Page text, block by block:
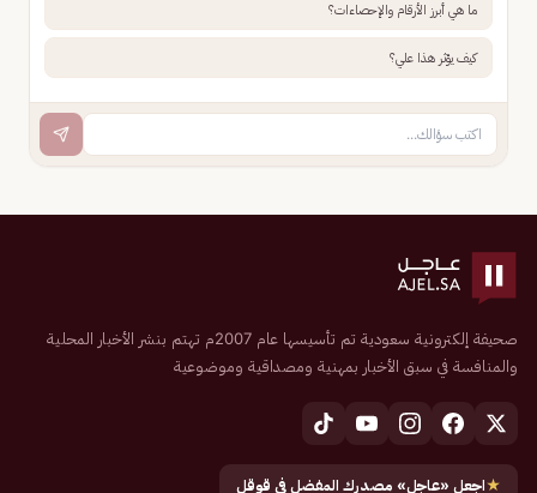
ما هي أبرز الأرقام والإحصاءات؟
كيف يؤثر هذا علي؟
صحيفة إلكترونية سعودية تم تأسيسها عام 2007م تهتم بنشر الأخبار المحلية
والمنافسة في سبق الأخبار بمهنية ومصداقية وموضوعية
★اجعل «عاجل» مصدرك المفضل في قوقل